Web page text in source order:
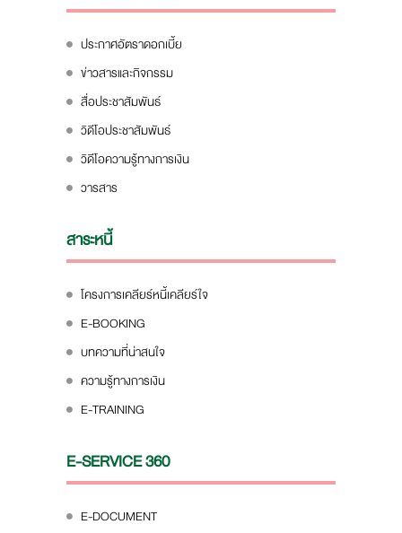
ประกาศอัตราดอกเบี้ย
ข่าวสารและกิจกรรม
สื่อประชาสัมพันธ์
วิดีโอประชาสัมพันธ์
วิดีโอความรู้ทางการเงิน
วารสาร
สาระหนี้
โครงการเคลียร์หนี้เคลียร์ใจ
E-BOOKING
บทความที่น่าสนใจ
ความรู้ทางการเงิน
E-TRAINING
E-SERVICE 360
E-DOCUMENT